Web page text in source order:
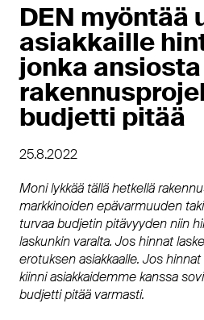
DEN myöntää
asiakkaille
jonka ansiosta
budjetti pitää
25.8.2022
Moni lykkää tällä hetkellä
markkinoiden epävarmuuden
turvaa budjetin pitävyyden niin
laskunkin varalta. Jos hinnat
erotuksen asiakkaalle. Jos
kiinni asiakkaidemme kanssa
budjetti pitää varmasti.